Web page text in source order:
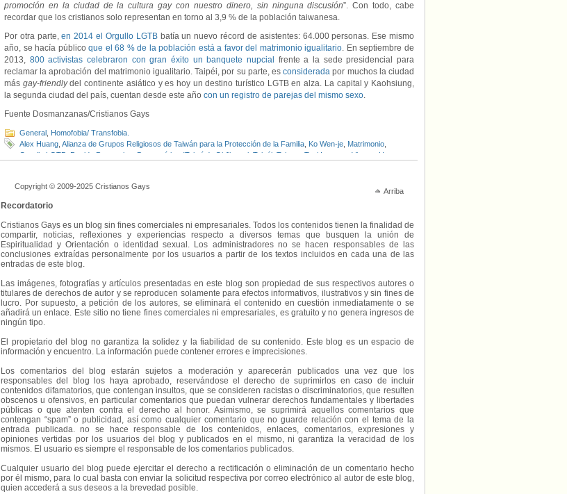
promoción en la ciudad de la cultura gay con nuestro dinero, sin ninguna discusión”. Con todo, cabe
recordar que los cristianos solo representan en torno al 3,9 % de la población taiwanesa.
Por otra parte,en 2014 el Orgullo LGTBbatía un nuevo récord de asistentes: 64.000 personas. Ese mismo
año, se hacía públicoque el 68 % de la población está a favor del matrimonio igualitario. En septiembre de
2013, 800 activistas celebraron con gran éxito un banquete nupcial
frente a la sede presidencial para
reclamar la aprobación del matrimonio igualitario. Taipéi, por su parte, esconsiderada por muchos la ciudad
más gay-friendlydel continente asiático y es hoy un destino turístico LGTB en alza. La capital y Kaohsiung,
la segunda ciudad del país, cuentan desde este año con un registro de parejas del mismo sexo.
Fuente Dosmanzanas/Cristianos Gays
General Homofobia/ Transfobia.
Alex Huang Alianza de Grupos Religiosos de Taiwán para la Protección de la Familia Ko Wen-je Matrimonio
Orgullo LGTB
Partido Progresista Democrático (Taiwán) Qi Jia-wei Taipéi Taiwan Tsai Ing-wen Vincent Huang
Arriba
Copyright © 2009-2025 Cristianos Gays
Recordatorio
Cristianos Gays es un blog sin fines comerciales ni empresariales. Todos los contenidos tienen la finalidad de
compartir, noticias, reflexiones y experiencias respecto a diversos temas que busquen la unión de
Espiritualidad y Orientación o identidad sexual. Los administradores no se hacen responsables de las
conclusiones extraídas personalmente por los usuarios a partir de los textos incluidos en cada una de las
entradas de este blog.
Las imágenes, fotografías y artículos presentadas en este blog son propiedad de sus respectivos autores o
titulares de derechos de autor y se reproducen solamente para efectos informativos, ilustrativos y sin fines de
lucro. Por supuesto, a petición de los autores, se eliminará el contenido en cuestión inmediatamente o se
añadirá un enlace. Este sitio no tiene fines comerciales ni empresariales, es gratuito y no genera ingresos de
ningún tipo.
El propietario del blog no garantiza la solidez y la fiabilidad de su contenido. Este blog es un espacio de
información y encuentro. La información puede contener errores e imprecisiones.
Los comentarios del blog estarán sujetos a moderación y aparecerán publicados una vez que los
responsables del blog los haya aprobado, reservándose el derecho de suprimirlos en caso de incluir
contenidos difamatorios, que contengan insultos, que se consideren racistas o discriminatorios, que resulten
obscenos u ofensivos, en particular comentarios que puedan vulnerar derechos fundamentales y libertades
públicas o que atenten contra el derecho al honor. Asimismo, se suprimirá aquellos comentarios que
contengan “spam” o publicidad, así como cualquier comentario que no guarde relación con el tema de la
entrada publicada. no se hace responsable de los contenidos, enlaces, comentarios, expresiones y
opiniones vertidas por los usuarios del blog y publicados en el mismo, ni garantiza la veracidad de los
mismos. El usuario es siempre el responsable de los comentarios publicados.
Cualquier usuario del blog puede ejercitar el derecho a rectificación o eliminación de un comentario hecho
por él mismo, para lo cual basta con enviar la solicitud respectiva por correo electrónico al autor de este blog,
quien accederá a sus deseos a la brevedad posible.